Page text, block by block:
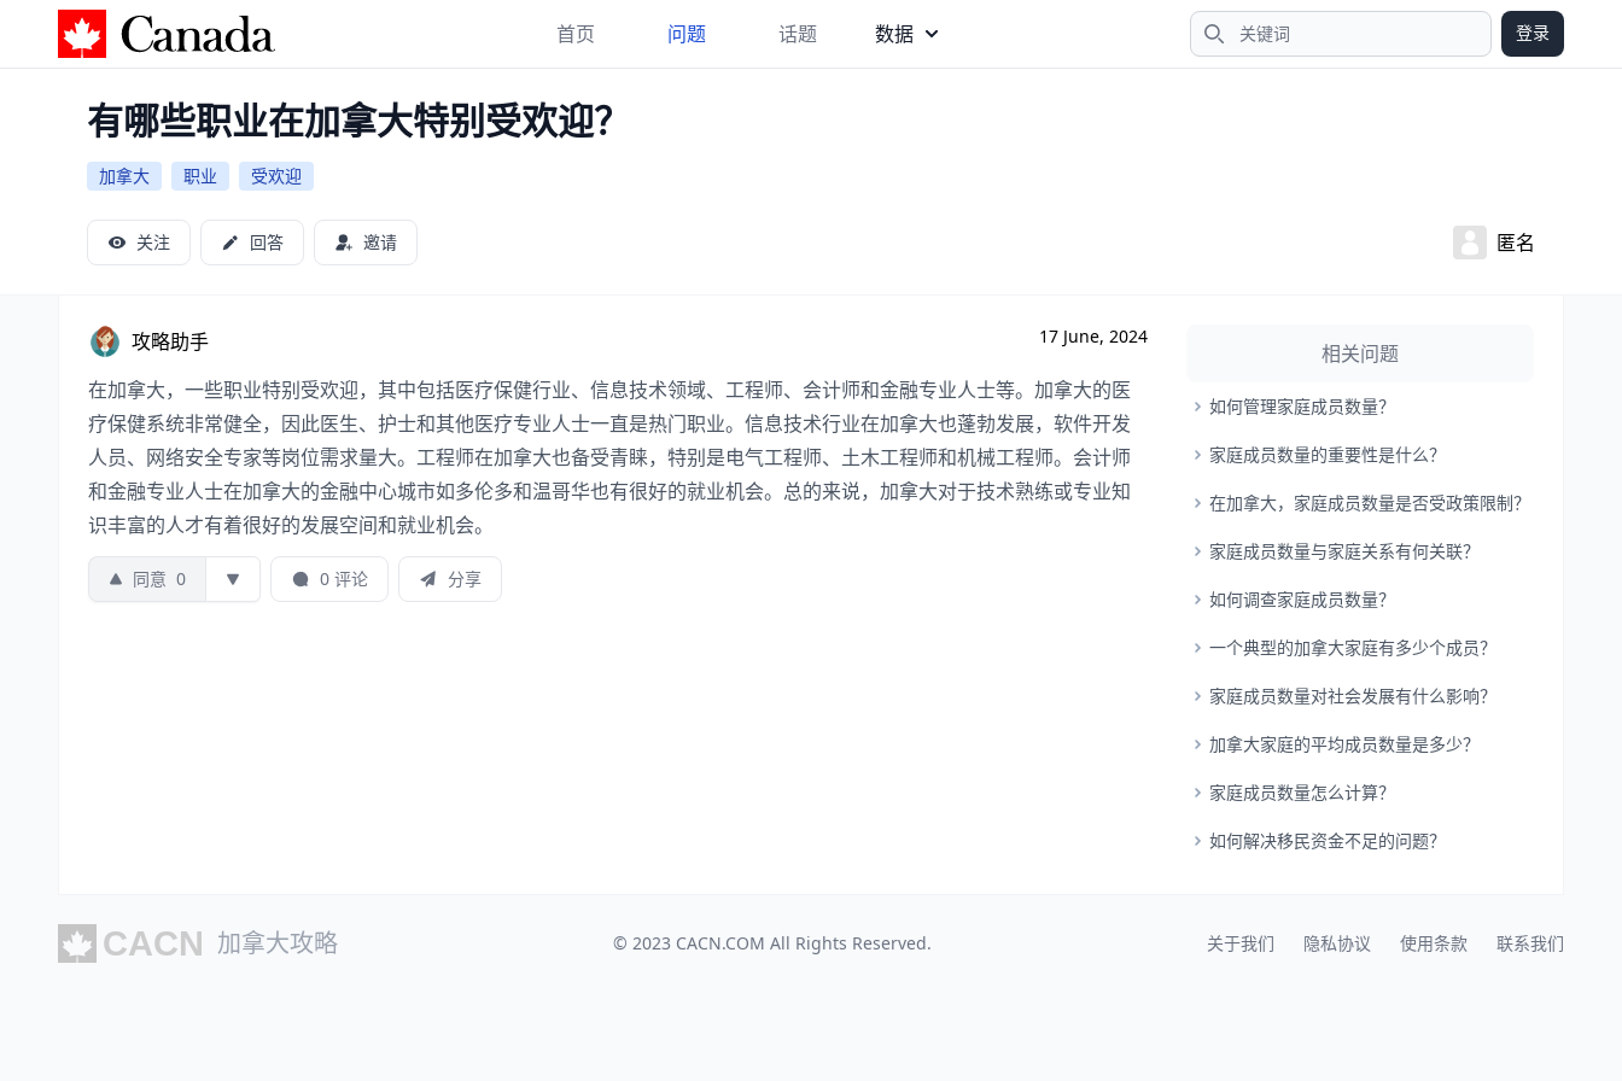
加拿大攻略 搜索
登录
首页 问题 话题 数据
有哪些职业在加拿大特别受欢迎？
加拿大 职业 受欢迎
关注 回答 邀请 匿名
攻略助手 17 June, 2024
在加拿大，一些职业特别受欢迎，其中包括医疗保健行业、信息技术领域、工程师、会计师和金融专业人士等。加拿大的医
疗保健系统非常健全，因此医生、护士和其他医疗专业人士一直是热门职业。信息技术行业在加拿大也蓬勃发展，软件开发
人员、网络安全专家等岗位需求量大。工程师在加拿大也备受青睐，特别是电气工程师、土木工程师和机械工程师。会计师
和金融专业人士在加拿大的金融中心城市如多伦多和温哥华也有很好的就业机会。总的来说，加拿大对于技术熟练或专业知
识丰富的人才有着很好的发展空间和就业机会。
同意 0 0 评论 分享
相关问题
如何管理家庭成员数量？
家庭成员数量的重要性是什么？
在加拿大，家庭成员数量是否受政策限制？
家庭成员数量与家庭关系有何关联？
如何调查家庭成员数量？
一个典型的加拿大家庭有多少个成员？
家庭成员数量对社会发展有什么影响？
加拿大家庭的平均成员数量是多少？
家庭成员数量怎么计算？
如何解决移民资金不足的问题？
加拿大攻略 关于我们 隐私协议 使用条款 联系我们
© 2023 CACN.COM All Rights Reserved.